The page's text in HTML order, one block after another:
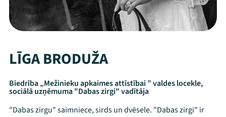
LĪGA BRODUŽA
Biedrība „Mežinieku apkaimes attīstībai ” valdes locekle,
sociālā uzņēmuma "Dabas zirgi" vadītāja
"Dabas zirgu" saimniece, sirds un dvēsele. "Dabas zirgi" ir